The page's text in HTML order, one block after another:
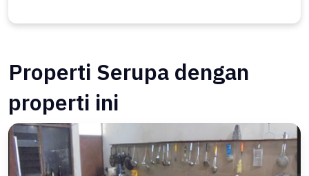
Properti Serupa dengan
properti ini